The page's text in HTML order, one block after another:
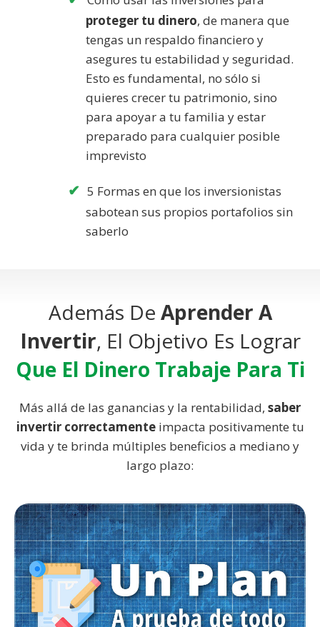
proteger tu dinero, de manera que
tengas un respaldo financiero y
asegures tu estabilidad y seguridad.
Esto es fundamental, no sólo si
quieres crecer tu patrimonio, sino
para apoyar a tu familia y estar
preparado para cualquier posible
imprevisto
5 Formas en que los inversionistas
sabotean sus propios portafolios sin
saberlo
Además De Aprender A
Invertir, El Objetivo Es Lograr
Que El Dinero Trabaje Para Ti
Más allá de las ganancias y la rentabilidad, saber
invertir correctamenteimpacta positivamente tu
vida y te brinda múltiples beneficios a mediano y
largo plazo: